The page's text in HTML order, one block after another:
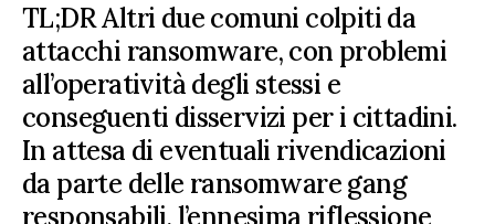
TL;DR Altri due comuni colpiti da
attacchi ransomware, con problemi
all’operatività degli stessi e
conseguenti disservizi per i cittadini.
In attesa di eventuali rivendicazioni
da parte delle ransomware gang
responsabili, l’ennesima riflessione